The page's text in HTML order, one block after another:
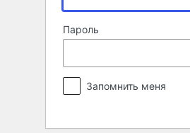
Пароль
Запомнить меня